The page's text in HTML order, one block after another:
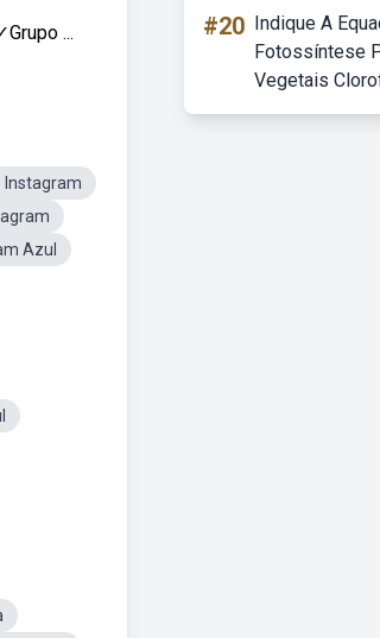
...
Instagram
Azul
#20 Indique A
Fotossíntese
Vegetais